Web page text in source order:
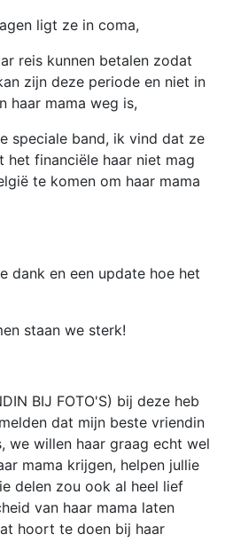
ligt ze in coma,
reis kunnen betalen zodat
zijn deze periode en niet in
haar mama weg is,
speciale band, ik vind dat ze
het financiële haar niet mag
te komen om haar mama
dank en een update hoe het
staan we sterk!
BIJ FOTO'S) bij deze heb
dat mijn beste vriendin
we willen haar graag echt wel
mama krijgen, helpen jullie
delen zou ook al heel lief
van haar mama laten
hoort te doen bij haar